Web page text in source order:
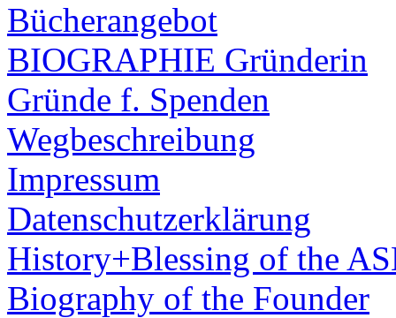
Bücherangebot
BIOGRAPHIE Gründerin
Gründe f. Spenden
Wegbeschreibung
Impressum
Datenschutzerklärung
History+Blessing of the
Biography of the Founder